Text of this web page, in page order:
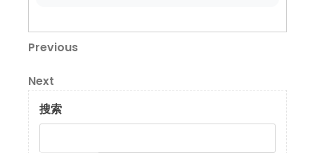
文
章
导
航
Previous
Previous
Next
Post
Next
搜索